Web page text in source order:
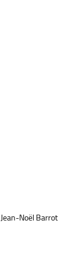
Jean-Noël Barrot